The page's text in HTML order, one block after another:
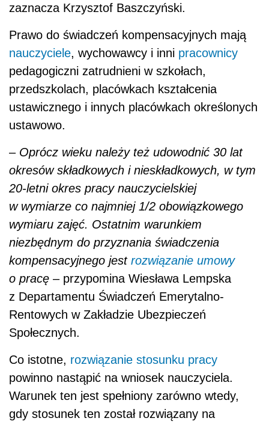
zaznacza Krzysztof Baszczyński.
Prawo do świadczeń kompensacyjnych mają
nauczyciele, wychowawcy i inni pracownicy
pedagogiczni zatrudnieni w szkołach,
przedszkolach, placówkach kształcenia
ustawicznego i innych placówkach określonych
ustawowo.
– Oprócz wieku należy też udowodnić 30 lat
okresów składkowych i nieskładkowych, w tym
20-letni okres pracy nauczycielskiej
w wymiarze co najmniej 1/2 obowiązkowego
wymiaru zajęć. Ostatnim warunkiem
niezbędnym do przyznania świadczenia
kompensacyjnego jest rozwiązanie umowy
o pracę – przypomina Wiesława Lempska
z Departamentu Świadczeń Emerytalno-
Rentowych w Zakładzie Ubezpieczeń
Społecznych.
Co istotne, rozwiązanie stosunku pracy
powinno nastąpić na wniosek nauczyciela.
Warunek ten jest spełniony zarówno wtedy,
gdy stosunek ten został rozwiązany na